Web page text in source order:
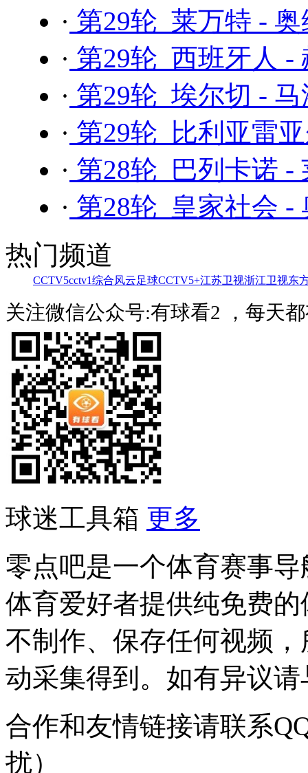
· 第29轮 莱万特 -
· 第29轮 西班牙人 -
· 第29轮 埃尔切 -
· 第29轮 比利亚雷
· 第28轮 巴列卡诺 -
· 第28轮 皇家社会 -
热门频道
CCTV5cctv1综合风云足球CCTV5+江苏卫视浙江卫视东
关注微信公众号:有球看2 ，每天
球迷工具箱 更多
零点吧是一个体育赛事
体育爱好者提供纯免费
不制作、保存任何视频
动采集得到。如有异议
合作和友情链接请联系
扰）